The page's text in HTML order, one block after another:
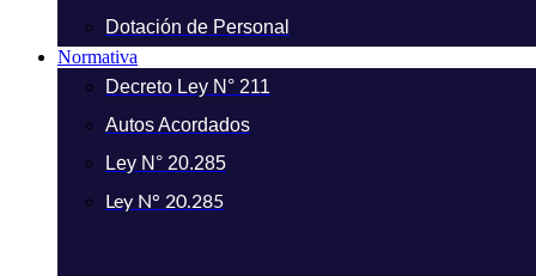
Dotación de Personal
Normativa
Decreto Ley N° 211
Autos Acordados
Ley N° 20.285
Ley N° 20.285